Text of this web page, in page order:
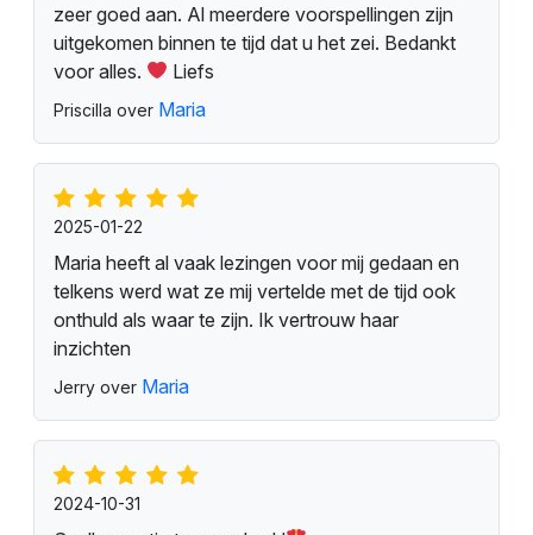
zeer goed aan. Al meerdere voorspellingen zijn
uitgekomen binnen te tijd dat u het zei. Bedankt
voor alles.
Liefs
Priscilla over Maria
2025-01-22
Maria heeft al vaak lezingen voor mij gedaan en
telkens werd wat ze mij vertelde met de tijd ook
onthuld als waar te zijn. Ik vertrouw haar
inzichten
Jerry over Maria
2024-10-31